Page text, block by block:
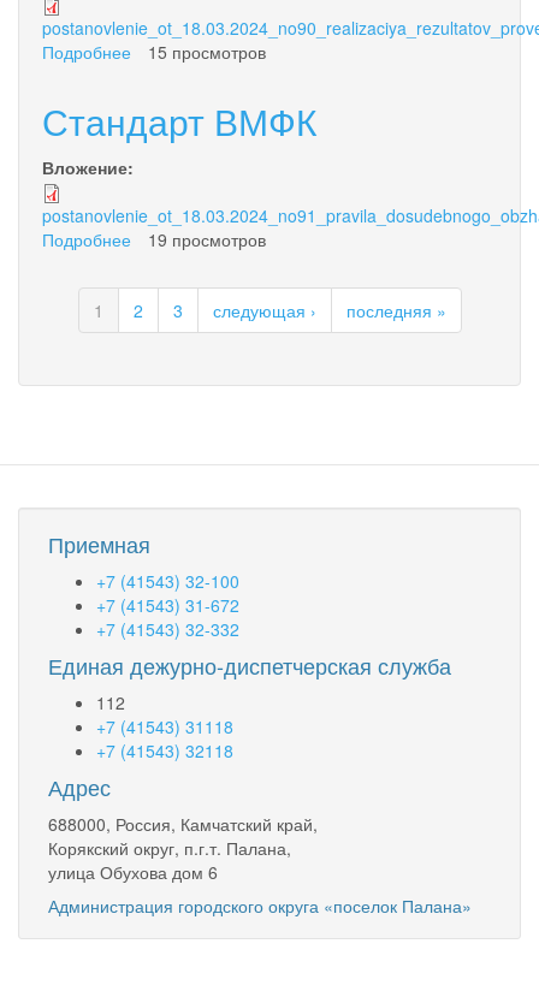
Подробнее
15 просмотров
Стандарт ВМФК
Вложение:
Подробнее
ВМФК
19 просмотров
1 2 3 следующая › последняя »
Приемная
+7 (41543) 32-100
+7 (41543) 31-672
+7 (41543) 32-332
Единая дежурно-диспетчерская служба
112
+7 (41543) 31118
+7 (41543) 32118
Адрес
688000, Россия, Камчатский край,
Корякский округ, п.г.т. Палана,
улица Обухова дом 6
Администрация городского округа «поселок Палана»